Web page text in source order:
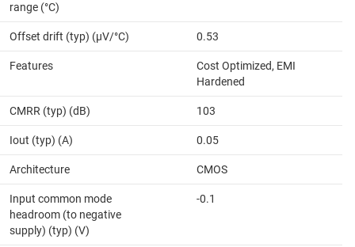
range (°C)
Offset drift (typ) (µV/°C) 0.53
Features
Cost Optimized, EMI
Hardened
CMRR (typ) (dB) 103
Iout (typ) (A) 0.05
Architecture CMOS
Input common mode
headroom (to negative
supply) (typ) (V)
-0.1